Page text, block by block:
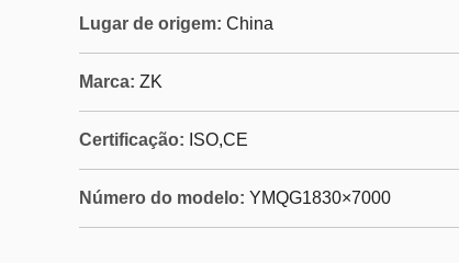
Lugar de origem: China
Marca: ZK
Certificação: ISO,CE
Número do modelo: YMQG1830×7000